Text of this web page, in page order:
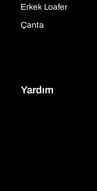
Erkek Loafer
Çanta
Yardım